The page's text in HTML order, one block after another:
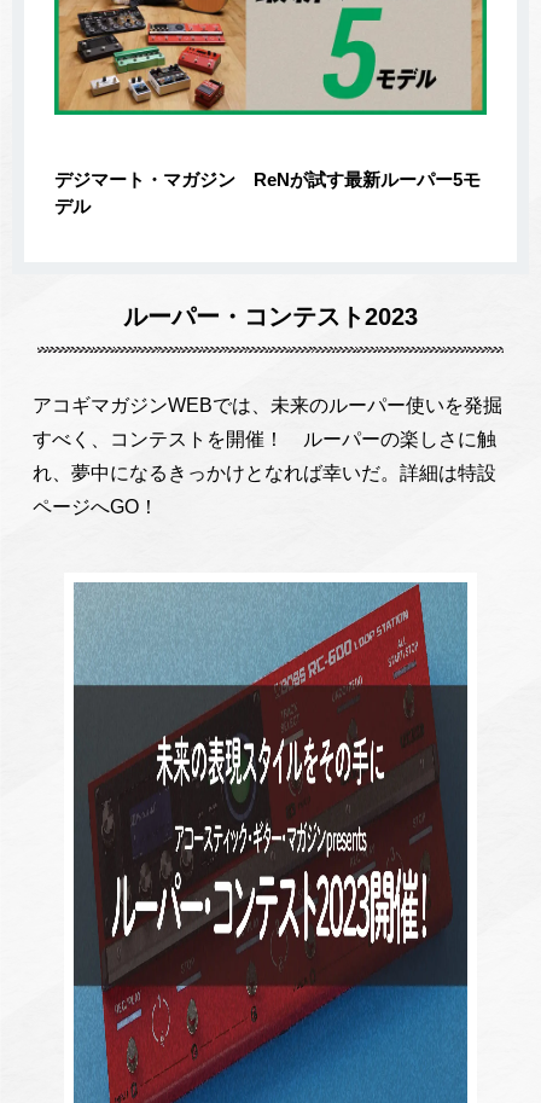
デジマート・マガジン ReNが試す最新ルーパー5モ
デル
ルーパー・コンテスト2023
アコギマガジンWEBでは、未来のルーパー使いを発掘
すべく、コンテストを開催！ ルーパーの楽しさに触
れ、夢中になるきっかけとなれば幸いだ。詳細は特設
ページへGO！